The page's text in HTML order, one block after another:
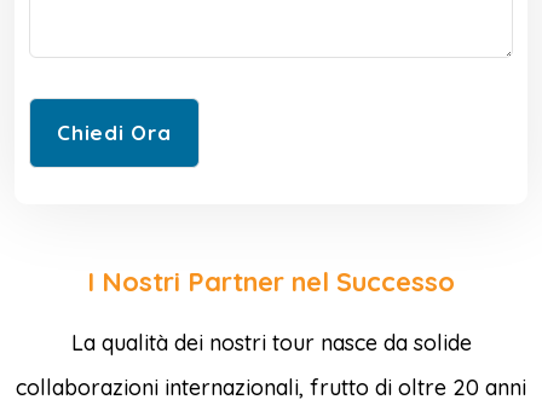
I Nostri Partner nel Successo
La qualità dei nostri tour nasce da solide
collaborazioni internazionali, frutto di oltre 20 anni